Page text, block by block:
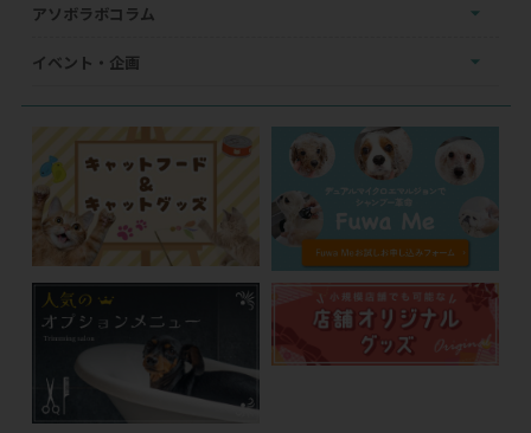
アソボラボコラム
イベント・企画